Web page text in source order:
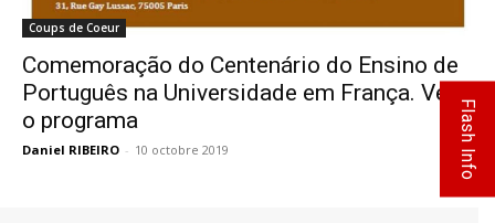
Coups de Coeur
Comemoração do Centenário do Ensino de
Português na Universidade em França. Veja
o programa
Daniel RIBEIRO - 10 octobre 2019 0
Flash Info